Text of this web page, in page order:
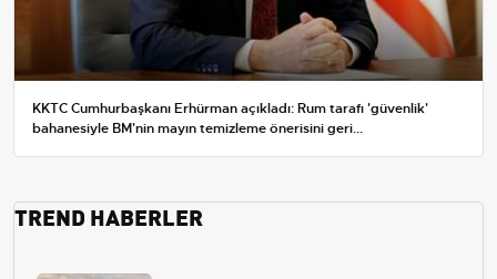
KKTC Cumhurbaşkanı Erhürman açıkladı: Rum tarafı 'güvenlik'
bahanesiyle BM'nin mayın temizleme önerisini geri...
TREND HABERLER